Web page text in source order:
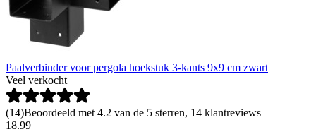
Paalverbinder voor pergola hoekstuk 3-kants 9x9 cm zwart
Veel verkocht
(14)Beoordeeld met 4.2 van de 5 sterren, 14 klantreviews
18.99